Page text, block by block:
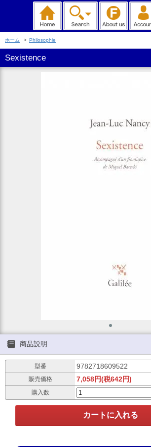
ホーム > Philosophie
Sexistence
商品説明
型番 9782718609522
販売価格 7,058円(税642円)
購入数